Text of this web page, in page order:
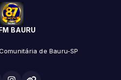
BAURU
de Bauru-SP